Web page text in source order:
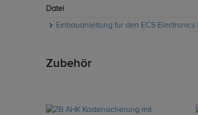
Datei
Einbauanleitung für den ECS
Zubehör